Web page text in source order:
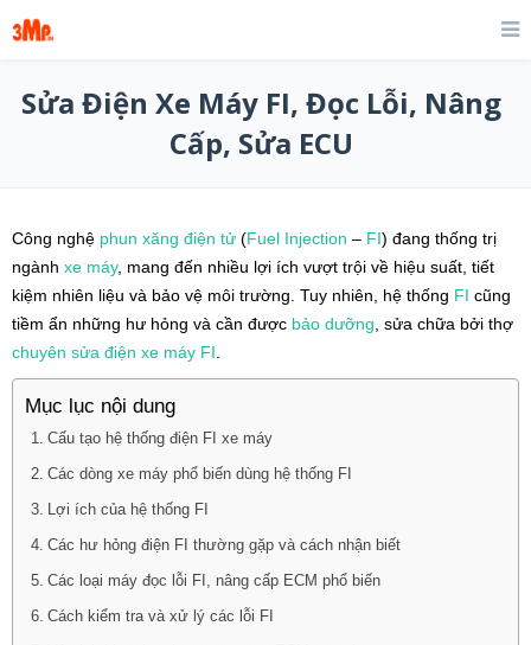
Sửa Điện Xe Máy FI, Đọc Lỗi, Nâng
Cấp, Sửa ECU
Công nghệ phun xăng điện tử (Fuel Injection – FI) đang thống trị
ngành xe máy, mang đến nhiều lợi ích vượt trội về hiệu suất, tiết
kiệm nhiên liệu và bảo vệ môi trường. Tuy nhiên, hệ thống FI cũng
tiềm ẩn những hư hỏng và cần được bảo dưỡng , sửa chữa bởi thợ
chuyên sửa điện xe máy FI
Mục lục nội dung
Cấu tạo hệ thống điện FI xe máy
Các dòng xe máy phổ biến dùng hệ thống FI
Lợi ích của hệ thống FI
Các hư hỏng điện FI thường gặp và cách nhận biết
Các loại máy đọc lỗi FI, nâng cấp ECM phổ biến
Cách kiểm tra và xử lý các lỗi FI